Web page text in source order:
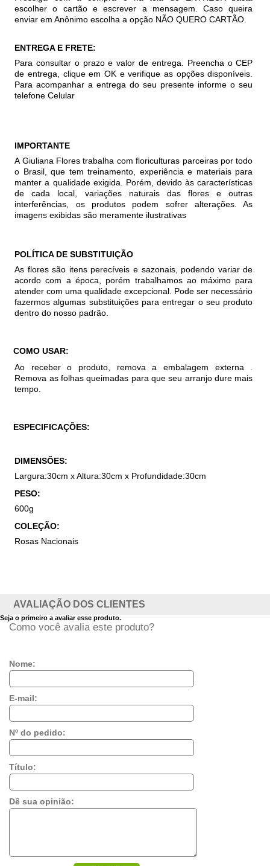
escolher o cartão e escrever a mensagem. Caso queira
enviar em Anônimo escolha a opção NÃO QUERO CARTÃO.
ENTREGA E FRETE:
Para consultar o prazo e valor de entrega. Preencha o CEP
de entrega, clique em OK e verifique as opções disponíveis.
Para acompanhar a entrega do seu presente informe o seu
telefone Celular
IMPORTANTE
A Giuliana Flores trabalha com floriculturas parceiras por todo
o Brasil, que tem treinamento, experiência e materiais para
manter a qualidade exigida. Porém, devido às características
de cada local, variações naturais das flores e outras
interferências, os produtos podem sofrer alterações. As
imagens exibidas são meramente ilustrativas
POLÍTICA DE SUBSTITUIÇÃO
As flores são itens perecíveis e sazonais, podendo variar de
acordo com a época, porém trabalhamos ao máximo para
atender com uma qualidade excepcional. Pode ser necessário
fazermos algumas substituições para entregar o seu produto
dentro do nosso padrão.
COMO USAR:
Ao receber o produto, remova a embalagem externa .
Remova as folhas queimadas para que seu arranjo dure mais
tempo.
ESPECIFICAÇÕES:
DIMENSÕES:
Largura:30cm x Altura:30cm x Profundidade:30cm
PESO:
600g
COLEÇÃO:
Rosas Nacionais
AVALIAÇÃO DOS CLIENTES
Seja o primeiro a avaliar esse produto.
Como você avalia este produto?
Nome:
E-mail:
Nº do pedido:
Título:
Dê sua opinião: